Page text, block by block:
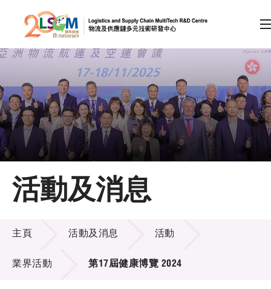
跳到內容（按回車鍵）
會員登入
A A EN 繁 简
主頁
關於LSCM
技術商品化
項目及資助計劃
活動及消息
活動及消息
活動及消息
主頁 活動及消息 活動
業界活動 第17屆健康博覽 2024